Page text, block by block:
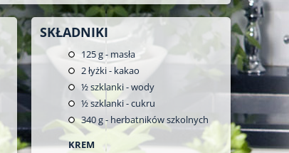
SKŁADNIKI
125g - masła
2łyżki - kakao
½szklanki - wody
½szklanki - cukru
340g - herbatników szkolnych
KREM